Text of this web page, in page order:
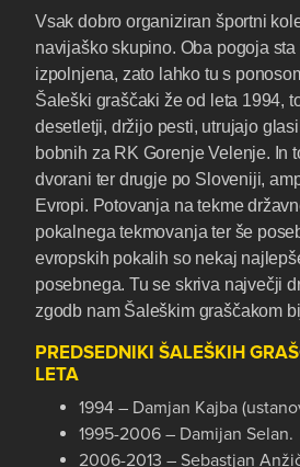
Vsak dobro organiziran športni
navijaško skupino. Oba pogoja sta
izpolnjena, zato lahko tu s
Šaleški graščaki že od leta 1994,
desetletji, držijo pesti, utrujajo
bobnih za RK Gorenje Velenje. In
dvorani ter drugje po Sloveniji,
Evropi. Potovanja na tekme
pokalnega tekmovanja ter še
evropskih pokalih so nekaj
posebnega. Tu se skriva največji
zgodb nam Šaleškim graščakom
PREDSEDNIKI ŠALEŠKIH
LETA
1994 – Damjan Kajba
1995-2006 – Damijan Selan.
2006-2013 – Sebastjan